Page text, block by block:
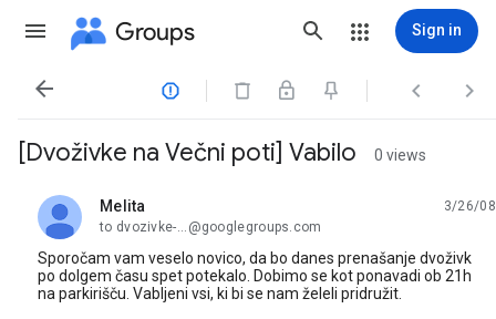
Groups Sign in
   
[Dvoživke na Večni poti] Vabilo 0 views
Melita
unread,
3/26/08
to dvozivke-...@googlegroups.com
Sporočam vam veselo novico, da bo danes prenašanje dvoživk
po dolgem času spet potekalo. Dobimo se kot ponavadi ob 21h
na parkirišču. Vabljeni vsi, ki bi se nam želeli pridružit.